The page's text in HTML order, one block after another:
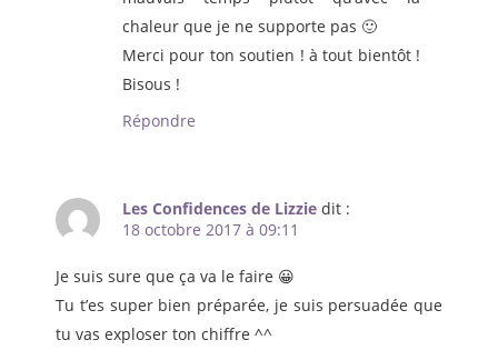
chaleur que je ne supporte pas 🙂
Merci pour ton soutien ! à tout bientôt !
Bisous !
Répondre
Les Confidences de Lizzie dit :
18 octobre 2017 à 09:11
Je suis sure que ça va le faire 😀
Tu t’es super bien préparée, je suis persuadée que
tu vas exploser ton chiffre ^^